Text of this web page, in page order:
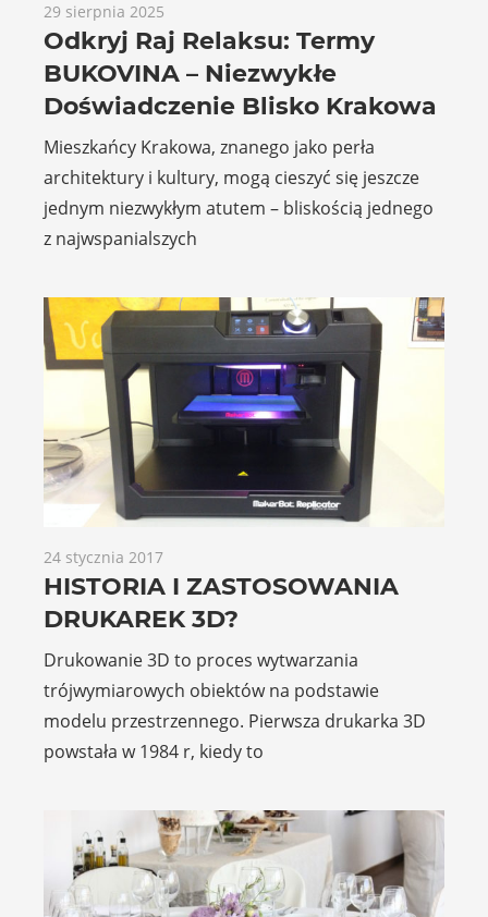
29 sierpnia 2025
Odkryj Raj Relaksu: Termy
BUKOVINA – Niezwykłe
Doświadczenie Blisko Krakowa
Mieszkańcy Krakowa, znanego jako perła
architektury i kultury, mogą cieszyć się jeszcze
jednym niezwykłym atutem – bliskością jednego
z najwspanialszych
24 stycznia 2017
HISTORIA I ZASTOSOWANIA
DRUKAREK 3D?
Drukowanie 3D to proces wytwarzania
trójwymiarowych obiektów na podstawie
modelu przestrzennego. Pierwsza drukarka 3D
powstała w 1984 r, kiedy to